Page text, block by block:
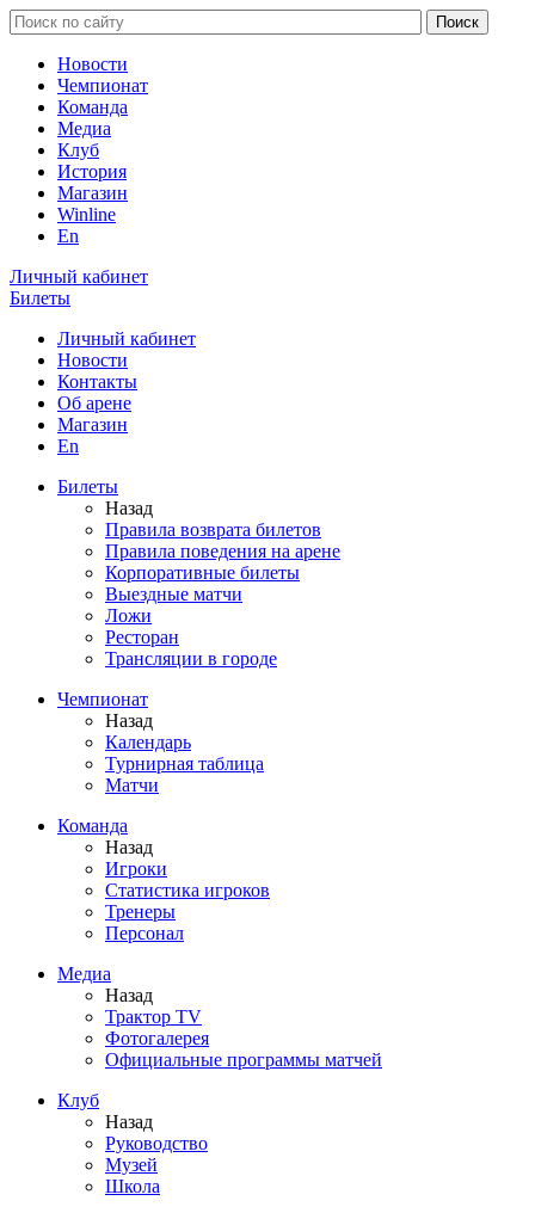
Новости
Чемпионат
Команда
Медиа
Клуб
История
Магазин
Winline
En
Личный кабинет
Билеты
Личный кабинет
Новости
Контакты
Об арене
Магазин
En
Билеты
Назад
Правила возврата билетов
Правила поведения на арене
Корпоративные билеты
Выездные матчи
Ложи
Ресторан
Трансляции в городе
Чемпионат
Назад
Календарь
Турнирная таблица
Матчи
Команда
Назад
Игроки
Статистика игроков
Тренеры
Персонал
Медиа
Назад
Трактор TV
Фотогалерея
Официальные программы матчей
Клуб
Назад
Руководство
Музей
Школа